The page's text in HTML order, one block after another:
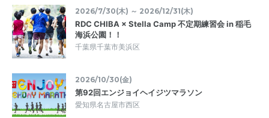
2026/7/30(木) ～ 2026/12/31(木)
RDC CHIBA × Stella Camp 不定期練習会 in 稲毛
海浜公園！！
千葉県千葉市美浜区
2026/10/30(金)
第92回エンジョイヘイジツマラソン
愛知県名古屋市西区